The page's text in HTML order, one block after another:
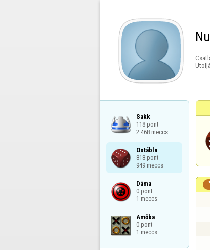
Sakk
118 pont
2 468 meccs
Ostábla
818 pont
949 meccs
Dáma
0 pont
1 meccs
Amőba
0 pont
1 meccs